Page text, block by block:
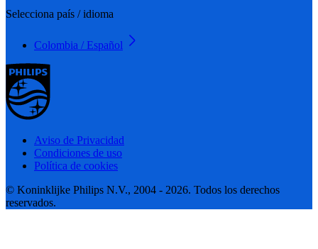
Selecciona país / idioma
Colombia / Español
Aviso de Privacidad
Condiciones de uso
Política de cookies
© Koninklijke Philips N.V., 2004 - 2026. Todos los derechos
reservados.